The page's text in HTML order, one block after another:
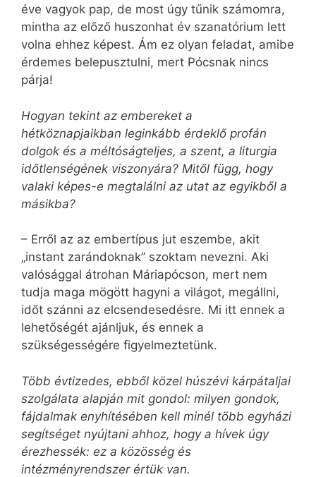
éve vagyok pap, de most úgy tűnik számomra,
mintha az előző huszonhat év szanatórium lett
volna ehhez képest. Ám ez olyan fel­adat, amibe
érdemes belepusztulni, mert Pócsnak nincs
párja!
Hogyan tekint az embereket a
hétköznapjaikban leginkább érdeklő profán
dolgok és a méltóságteljes, a szent, a liturgia
időtlenségének viszonyára? Mitől függ, hogy
valaki képes-e megtalálni az utat az egyikből a
másikba?
– Erről az az embertípus jut eszembe, akit
„instant zarándoknak” szoktam nevezni. Aki
valósággal átrohan Máriapócson, mert nem
tudja maga mögött hagyni a világot, megállni,
időt szánni az elcsendesedésre. Mi itt ennek a
lehetőségét ajánljuk, és ennek a
szükségességére figyelmeztetünk.
Több évtizedes, ebből közel húszévi kárpát­aljai
szolgálata alapján mit gondol: milyen gondok,
fájdalmak enyhítésében kell minél több egyházi
segítséget nyújtani ahhoz, hogy a hívek úgy
érezhessék: ez a közösség és
intézményrendszer értük van.